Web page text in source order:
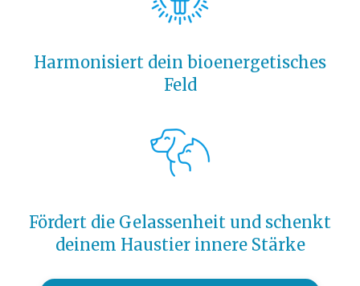
Harmonisiert dein bioenergetisches
Feld
Fördert die Gelassenheit und schenkt
deinem Haustier innere Stärke